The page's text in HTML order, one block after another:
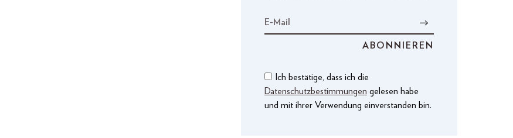
Ich bestätige, dass ich die
Datenschutzbestimmungen gelesen habe
und mit ihrer Verwendung einverstanden bin.